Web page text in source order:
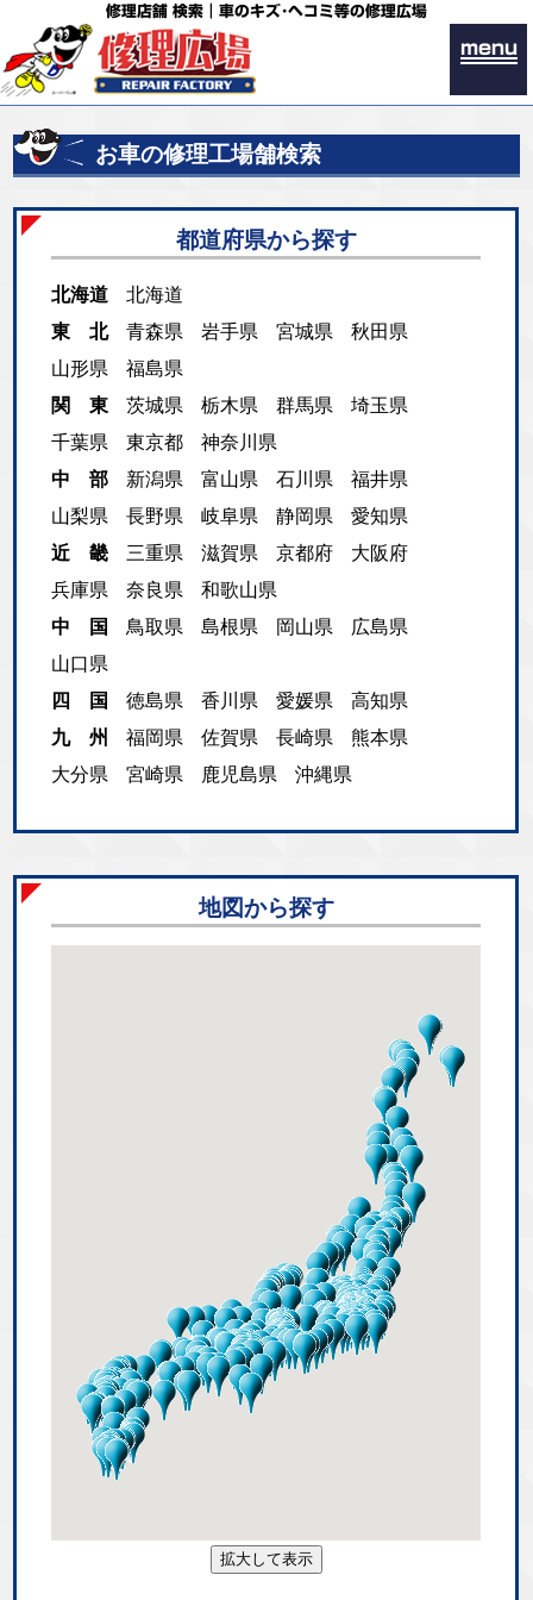
修理店舗 検索｜車のキズ･ヘコミ等の修理広場
menu
お車の修理工場舗検索
都道府県から探す
北海道
北海道
東 北
青森県 岩手県 宮城県
秋田県
山形県
福島県
関 東
茨城県 栃木県 群馬県
埼玉県
千葉県
東京都
神奈川県
中 部
新潟県 富山県 石川県
福井県
山梨県
長野県 岐阜県 静岡県
愛知県
近 畿
三重県 滋賀県 京都府
大阪府
兵庫県
奈良県
和歌山県
中 国
鳥取県 島根県 岡山県
広島県
山口県
四 国
徳島県 香川県 愛媛県
高知県
九 州
福岡県 佐賀県 長崎県
熊本県
大分県
宮崎県 鹿児島県 沖縄県
地図から探す
拡大して表示